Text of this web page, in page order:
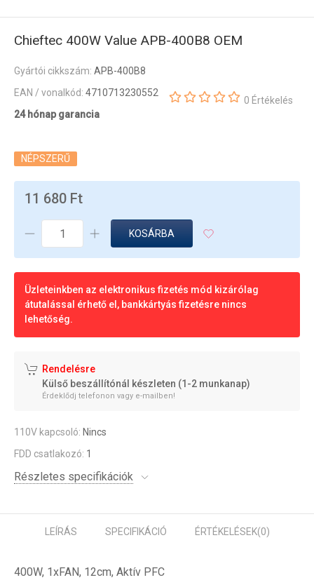
Chieftec 400W Value APB-400B8 OEM
Gyártói cikkszám: APB-400B8
EAN / vonalkód: 4710713230552
24 hónap garancia
0 Értékelés
NÉPSZERŰ
11 680 Ft
KOSÁRBA
Üzleteinkben az elektronikus fizetés mód kizárólag
átutalással érhető el, bankkártyás fizetésre nincs
lehetőség.
Rendelésre
Külső beszállítónál készleten (1-2 munkanap)
Érdeklődj telefonon vagy e-mailben!
110V kapcsoló: Nincs
FDD csatlakozó: 1
Részletes specifikációk
LEÍRÁS SPECIFIKÁCIÓ ÉRTÉKELÉSEK(0)
400W, 1xFAN, 12cm, Aktív PFC